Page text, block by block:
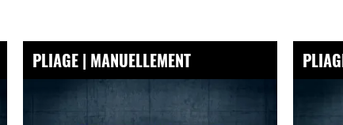
PLIAGE | MANUELLEMENT